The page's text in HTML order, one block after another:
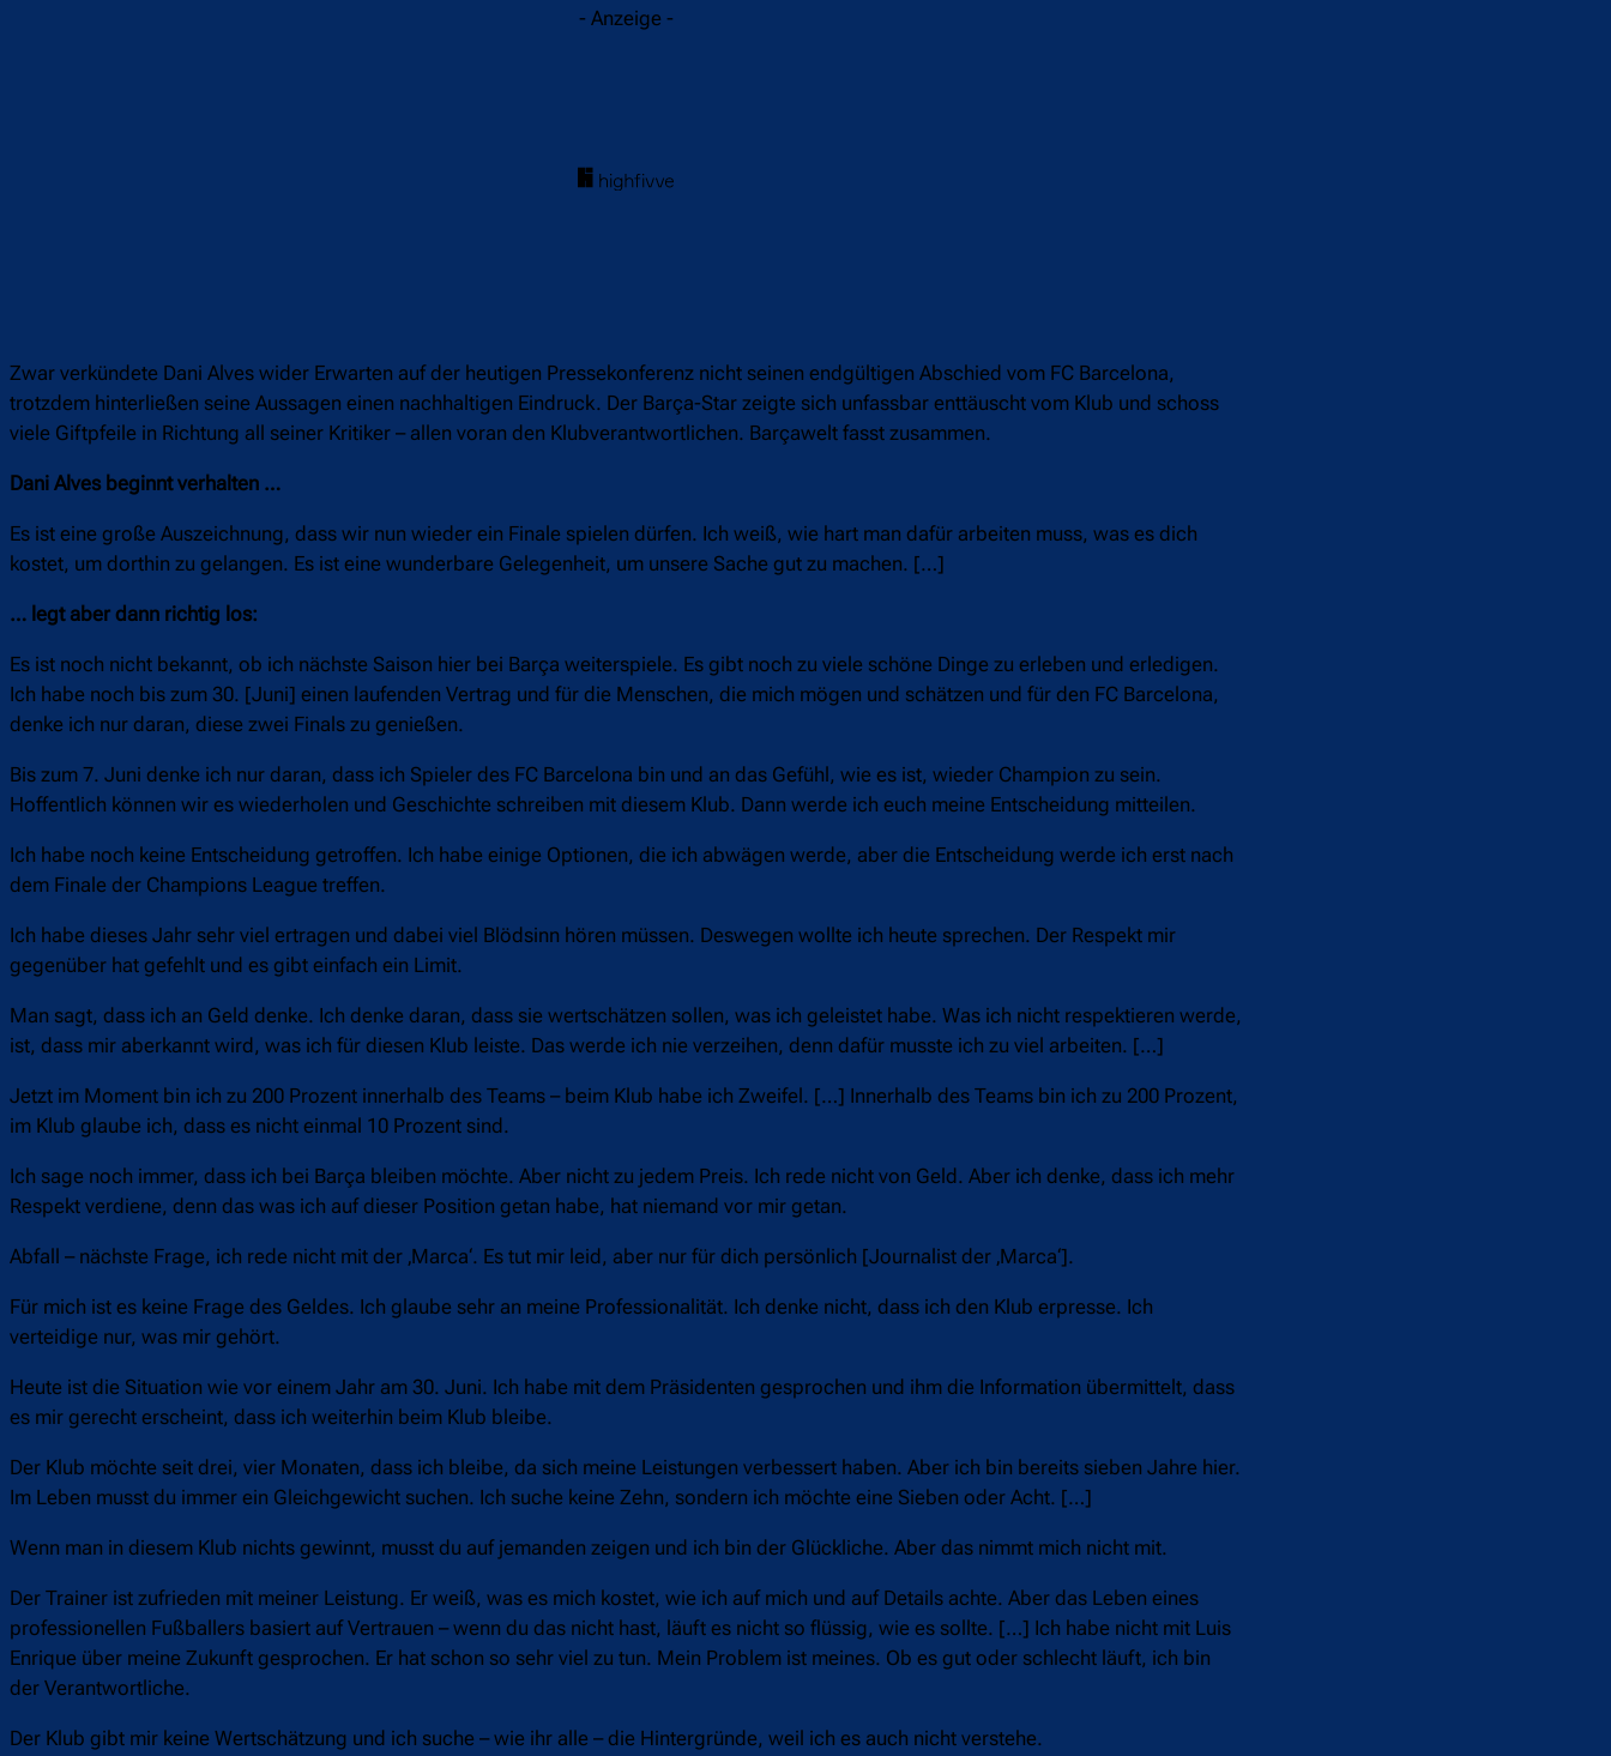
- Anzeige -
Zwar verkündete Dani Alves wider Erwarten auf der heutigen Pressekonferenz nicht seinen endgültigen Abschied vom FC Barcelona,
trotzdem hinterließen seine Aussagen einen nachhaltigen Eindruck. Der Barça-Star zeigte sich unfassbar enttäuscht vom Klub und schoss
viele Giftpfeile in Richtung all seiner Kritiker – allen voran den Klubverantwortlichen. Barçawelt fasst zusammen.
Dani Alves beginnt verhalten …
Es ist eine große Auszeichnung, dass wir nun wieder ein Finale spielen dürfen. Ich weiß, wie hart man dafür arbeiten muss, was es dich
kostet, um dorthin zu gelangen. Es ist eine wunderbare Gelegenheit, um unsere Sache gut zu machen. […]
… legt aber dann richtig los:
Es ist noch nicht bekannt, ob ich nächste Saison hier bei Barça weiterspiele. Es gibt noch zu viele schöne Dinge zu erleben und erledigen.
Ich habe noch bis zum 30. [Juni] einen laufenden Vertrag und für die Menschen, die mich mögen und schätzen und für den FC Barcelona,
denke ich nur daran, diese zwei Finals zu genießen.
Bis zum 7. Juni denke ich nur daran, dass ich Spieler des FC Barcelona bin und an das Gefühl, wie es ist, wieder Champion zu sein.
Hoffentlich können wir es wiederholen und Geschichte schreiben mit diesem Klub. Dann werde ich euch meine Entscheidung mitteilen.
Ich habe noch keine Entscheidung getroffen. Ich habe einige Optionen, die ich abwägen werde, aber die Entscheidung werde ich erst nach
dem Finale der Champions League treffen.
Ich habe dieses Jahr sehr viel ertragen und dabei viel Blödsinn hören müssen. Deswegen wollte ich heute sprechen. Der Respekt mir
gegenüber hat gefehlt und es gibt einfach ein Limit.
Man sagt, dass ich an Geld denke. Ich denke daran, dass sie wertschätzen sollen, was ich geleistet habe. Was ich nicht respektieren werde,
ist, dass mir aberkannt wird, was ich für diesen Klub leiste. Das werde ich nie verzeihen, denn dafür musste ich zu viel arbeiten. […]
Jetzt im Moment bin ich zu 200 Prozent innerhalb des Teams – beim Klub habe ich Zweifel. […] Innerhalb des Teams bin ich zu 200 Prozent,
im Klub glaube ich, dass es nicht einmal 10 Prozent sind.
Ich sage noch immer, dass ich bei Barça bleiben möchte. Aber nicht zu jedem Preis. Ich rede nicht von Geld. Aber ich denke, dass ich mehr
Respekt verdiene, denn das was ich auf dieser Position getan habe, hat niemand vor mir getan.
Abfall – nächste Frage, ich rede nicht mit der ‚Marca‘. Es tut mir leid, aber nur für dich persönlich [Journalist der ‚Marca‘].
Für mich ist es keine Frage des Geldes. Ich glaube sehr an meine Professionalität. Ich denke nicht, dass ich den Klub erpresse. Ich
verteidige nur, was mir gehört.
Heute ist die Situation wie vor einem Jahr am 30. Juni. Ich habe mit dem Präsidenten gesprochen und ihm die Information übermittelt, dass
es mir gerecht erscheint, dass ich weiterhin beim Klub bleibe.
Der Klub möchte seit drei, vier Monaten, dass ich bleibe, da sich meine Leistungen verbessert haben. Aber ich bin bereits sieben Jahre hier.
Im Leben musst du immer ein Gleichgewicht suchen. Ich suche keine Zehn, sondern ich möchte eine Sieben oder Acht. […]
Wenn man in diesem Klub nichts gewinnt, musst du auf jemanden zeigen und ich bin der Glückliche. Aber das nimmt mich nicht mit.
Der Trainer ist zufrieden mit meiner Leistung. Er weiß, was es mich kostet, wie ich auf mich und auf Details achte. Aber das Leben eines
professionellen Fußballers basiert auf Vertrauen – wenn du das nicht hast, läuft es nicht so flüssig, wie es sollte. […] Ich habe nicht mit Luis
Enrique über meine Zukunft gesprochen. Er hat schon so sehr viel zu tun. Mein Problem ist meines. Ob es gut oder schlecht läuft, ich bin
der Verantwortliche.
Der Klub gibt mir keine Wertschätzung und ich suche – wie ihr alle – die Hintergründe, weil ich es auch nicht verstehe.